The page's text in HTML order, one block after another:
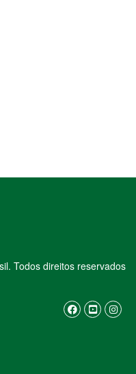
Todos direitos reservados